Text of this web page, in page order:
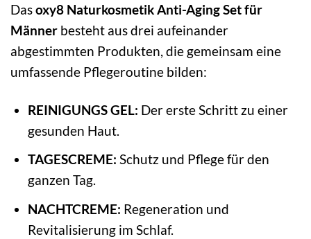
Dasoxy8 Naturkosmetik Anti-Aging Set für
Männer besteht aus drei aufeinander
abgestimmten Produkten, die gemeinsam eine
umfassende Pflegeroutine bilden:
REINIGUNGS GEL: Der erste Schritt zu einer
gesunden Haut.
TAGESCREME: Schutz und Pflege für den
ganzen Tag.
NACHTCREME: Regeneration und
Revitalisierung im Schlaf.